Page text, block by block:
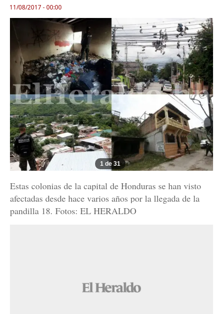
11/08/2017 - 00:00
1 de 31
Estas colonias de la capital de Honduras se han visto
afectadas desde hace varios años por la llegada de la
pandilla 18. Fotos: EL HERALDO